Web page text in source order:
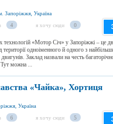
Запоріжжя, Україна
4 я хочу сюди 0
технологій «Мотор Січ» у Запоріжжі – це
території одноіменного й одного з
Заклад назвали на честь
можна ...
«Чайка», Хортиця
Україна
6 я хочу сюди 5